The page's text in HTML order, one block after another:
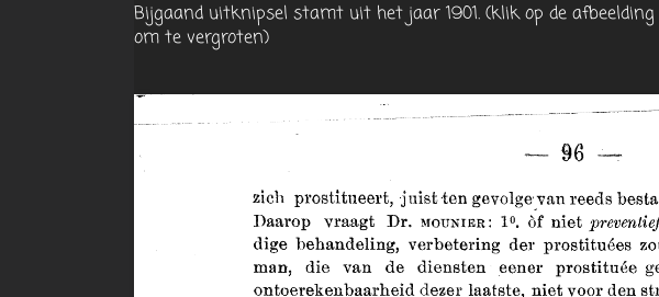
Bijgaand uitknipsel stamt uit het jaar 1901. (klik op de afbeelding
om te vergroten)